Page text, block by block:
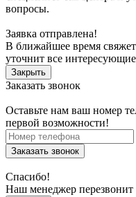
вопросы.
Заявка отправлена!
В ближайшее время
уточнит все
Закрыть
Заказать звонок
Оставьте нам ваш номер
первой возможности!
Заказать звонок
Спасибо!
Наш менеджер